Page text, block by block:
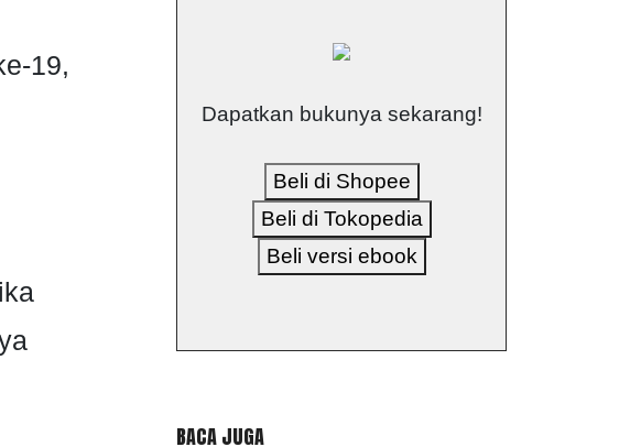
19,
Dapatkan bukunya sekarang!
Beli di Shopee
Beli di Tokopedia
Beli versi ebook
BACA JUGA